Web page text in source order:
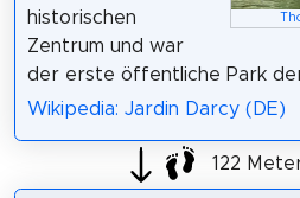
historischen
Zentrum und war
der erste öffentliche Park
Wikipedia: Jardin Darcy (DE)
122